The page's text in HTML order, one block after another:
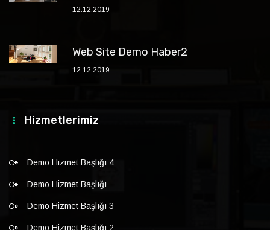
12.12.2019
Web Site Demo Haber2
12.12.2019
Hizmetlerimiz
Demo Hizmet Başlığı 4
Demo Hizmet Başlığı
Demo Hizmet Başlığı 3
Demo Hizmet Başlığı 2